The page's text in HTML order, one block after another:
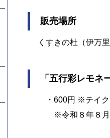
販売場所
くすきの杜（伊万里
「五行彩レモ
・600円 ※テイク
※令和８年８月７